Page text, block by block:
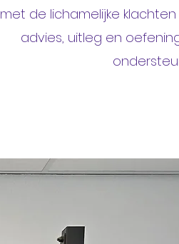
met de lichamelijke
advies, uitleg en